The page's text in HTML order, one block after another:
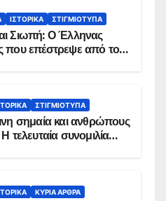
ΙΣΤΟΡΙΚΆ ΣΤΙΓΜΙΌΤΥΠΑ
Σιωπή: Ο Έλληνας
που επέστρεψε από το
ΣΤΙΓΜΙΌΤΥΠΑ
σημαία και ανθρώπους
τελευταία συνομιλία
ΚΥΡΙΑ ΑΡΘΡΑ